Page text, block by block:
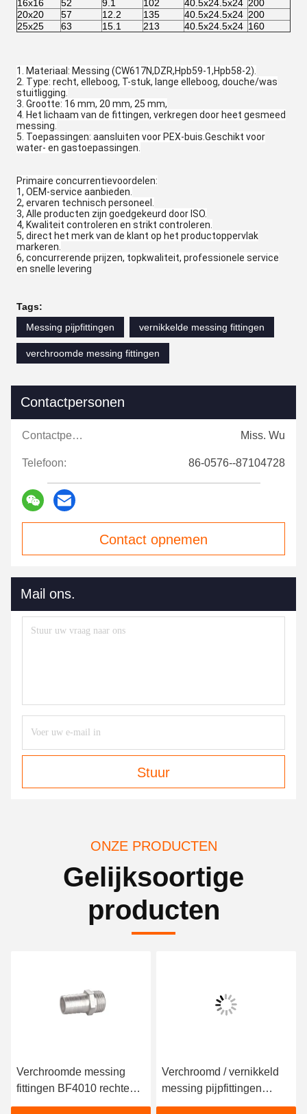
16x16
52 9.1 102 40.5x24.5x24 200
20x20
57 12.2 135 40.5x24.5x24 200
25x25
63 15.1 213 40.5x24.5x24 160
1. Materiaal: Messing (CW617N,DZR,Hpb59-1,Hpb58-2).
2. Type: recht, elleboog, T-stuk, lange elleboog, douche/was
stuitligging.
3. Grootte: 16 mm, 20 mm, 25 mm,
4. Het lichaam van de fittingen, verkregen door heet gesmeed
messing.
5. Toepassingen: aansluiten voor PEX-buis.Geschikt voor
water- en gastoepassingen.
Primaire concurrentievoordelen:
1, OEM-service aanbieden.
2, ervaren technisch personeel.
3, Alle producten zijn goedgekeurd door ISO.
4, Kwaliteit controleren en strikt controleren.
5, direct het merk van de klant op het productoppervlak
markeren.
6, concurrerende prijzen, topkwaliteit, professionele service
en snelle levering
Tags:
Messing pijpfittingen
vernikkelde messing fittingen
verchroomde messing fittingen
Contactpersonen
Contactpersonen: Miss. Wu
Telefoon: 86-0576--87104728
Contact opnemen
Mail ons.
Stuur
ONZE PRODUCTEN
Gelijksoortige
producten
Verchroomde messing
fittingen BF4010 rechte
buisfittingen met mantel
Verchroomd / vernikkeld
messing pijpfittingen
BF4025 dubbelwandig